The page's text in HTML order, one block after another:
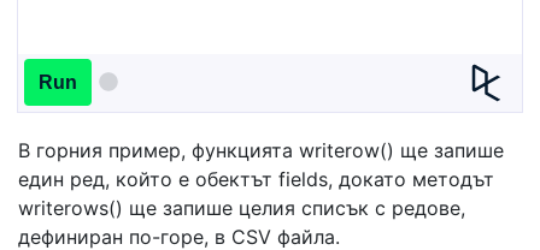
Run
В горния пример, функцията writerow() ще запише
един ред, който е обектът fields, докато методът
writerows() ще запише целия списък с редове,
дефиниран по-горе, в CSV файла.